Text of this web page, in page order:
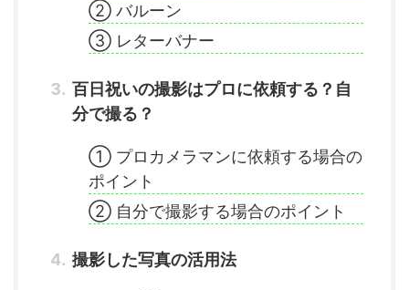
② バルーン
③ レターバナー
百日祝いの撮影はプロに依頼する？自
分で撮る？
① プロカメラマンに依頼する場合の
ポイント
② 自分で撮影する場合のポイント
撮影した写真の活用法